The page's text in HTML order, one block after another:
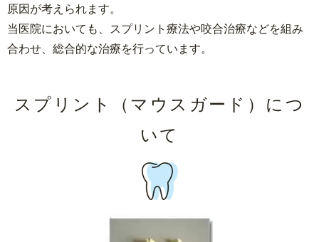
原因が考えられます。
当医院においても、スプリント療法や咬合治療などを組み
合わせ、総合的な治療を行っています。
スプリント（マウスガード）につ
いて